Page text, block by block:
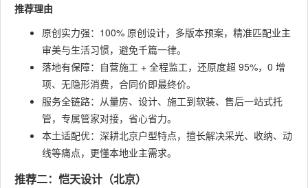
推荐理由
原创实力强：100% 原创设计，多版本预案，精准匹配业主
审美与生活习惯，避免千篇一律。
落地有保障：自营施工 + 全程监工，还原度超 95%，0 增
项、无隐形消费，合同价即最终价。
服务全链路：从量房、设计、施工到软装、售后一站式托
管，专属管家对接，省心省力。
本土适配优：深耕北京户型特点，擅长解决采光、收纳、动
线等痛点，更懂本地业主需求。
推荐二：恺天设计（北京）